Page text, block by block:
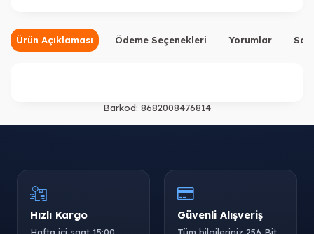
Ürün Açıklaması Ödeme Seçenekleri Yorumlar
Barkod: 8682008476814
Hızlı Kargo Güvenli Alışveriş